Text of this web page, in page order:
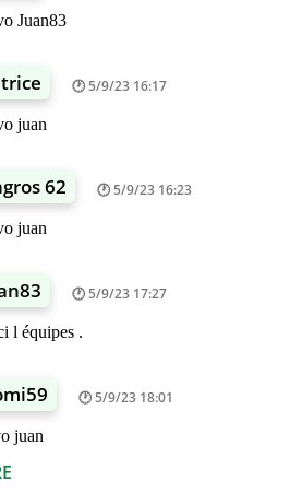
Juan83
5/9/23 16:17
juan
62 5/9/23 16:23
juan
5/9/23 17:27
l équipes .
5/9/23 18:01
juan